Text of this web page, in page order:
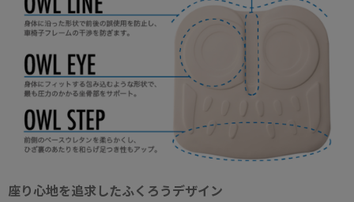
座り心地を追求したふくろうデザイン